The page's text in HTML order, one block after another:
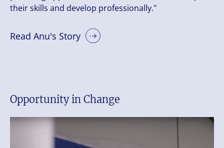
their skills and develop professionally."
Read Anu's Story
Opportunity in Change